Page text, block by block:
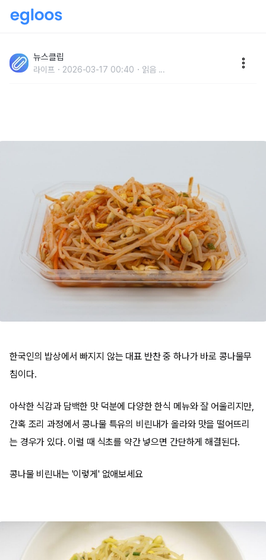
비린내, 단 한 번에 없앨 수 있는 '만능 소스' 정체
뉴스클립
라이프 2026-03-17 00:40 읽음 ...
한국인의 밥상에서 빠지지 않는 대표 반찬 중 하나가 바로 콩나물무
침이다.
아삭한 식감과 담백한 맛 덕분에 다양한 한식 메뉴와 잘 어울리지만,
간혹 조리 과정에서 콩나물 특유의 비린내가 올라와 맛을 떨어뜨리
는 경우가 있다. 이럴 때 식초를 약간 넣으면 간단하게 해결된다.
콩나물 비린내는 '이렇게' 없애보세요